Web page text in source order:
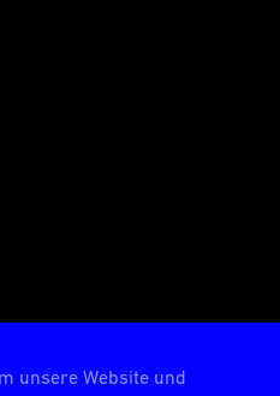
unsere Website und